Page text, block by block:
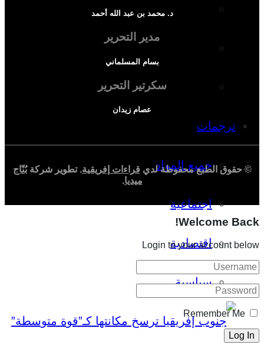
دراسة اجتماعية
دراسة اقتصادية
ترجمات
جميع المواد
اجتماعية
اقتصادية
سياسية
د. محمد بن عبد الله أحمد
مدير التحرير
بسام المسلماني
سكرتير التحرير
عصام زيدان
© حقوق الطبع محفوظة لدي قراءات إفريقية. تطوير شركةبُنّاج
ميديا.
Welcome Back!
Login to your account below
Remember Me